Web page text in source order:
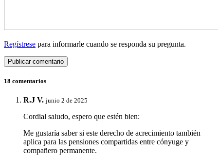
Regístrese para informarle cuando se responda su pregunta.
18 comentarios
R.J V. junio 2 de 2025
Cordial saludo, espero que estén bien:
Me gustaría saber si este derecho de acrecimiento también
aplica para las pensiones compartidas entre cónyuge y
compañero permanente.